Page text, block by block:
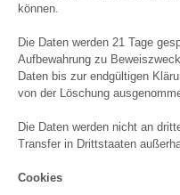
können.
Die Daten werden 21 Tage
Aufbewahrung zu
Daten bis zur endgültigen
von der Löschung
Die Daten werden nicht an
Transfer in Drittstaaten
Cookies